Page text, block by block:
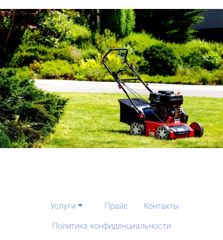
Услуги Прайс
Контакты
Политика конфиденциальности